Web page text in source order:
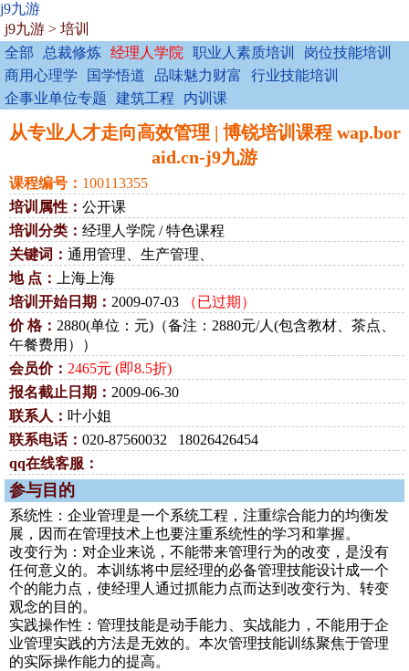
j9九游
j9九游 > 培训
全部
总裁修炼 经理人学院 职业人素质培训
岗位技能培训
商用心理学
国学悟道 品味魅力财富
行业技能培训
企事业单位专题
建筑工程 内训课
从专业人才走向高效管理 | 博锐培训课程 wap.bor
aid.cn-j9九游
课程编号： 100113355
培训属性： 公开课
培训分类： 经理人学院 / 特色课程
关键词： 通用管理、生产管理、
地 点：
上海上海
培训开始日期： 2009-07-03
（已过期）
价 格： 2880(单位：元)（备注：2880元/人(包含教材、茶点、
午餐费用））
会员价： 2465元 (即8.5折)
报名截止日期： 2009-06-30
联系人： 叶小姐
联系电话： 020-87560032 18026426454
qq在线客服：
参与目的
系统性：企业管理是一个系统工程，注重综合能力的均衡发
展，因而在管理技术上也要注重系统性的学习和掌握。
改变行为：对企业来说，不能带来管理行为的改变，是没有
任何意义的。本训练将中层经理的必备管理技能设计成一个
个的能力点，使经理人通过抓能力点而达到改变行为、转变
观念的目的。
实践操作性：管理技能是动手能力、实战能力，不能用于企
业管理实践的方法是无效的。本次管理技能训练聚焦于管理
的实际操作能力的提高。